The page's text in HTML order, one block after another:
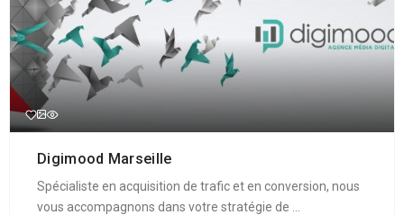
Digimood Marseille
Spécialiste en acquisition de trafic et en conversion, nous
vous accompagnons dans votre stratégie de ...